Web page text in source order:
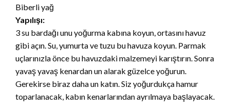
Biberli yağ
Yapılışı:
3 su bardağı unu yoğurma kabına koyun, ortasını havuz
gibi açın. Su, yumurta ve tuzu bu havuza koyun. Parmak
uçlarınızla önce bu havuzdaki malzemeyi karıştırın. Sonra
yavaş yavaş kenardan un alarak güzelce yoğurun.
Gerekirse biraz daha un katın. Siz yoğurdukça hamur
toparlanacak, kabın kenarlarından ayrılmaya başlayacak.